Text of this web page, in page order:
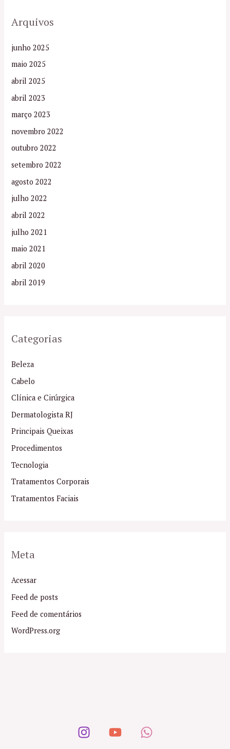
Arquivos
junho 2025
maio 2025
abril 2025
abril 2023
março 2023
novembro 2022
outubro 2022
setembro 2022
agosto 2022
julho 2022
abril 2022
julho 2021
maio 2021
abril 2020
abril 2019
Categorias
Beleza
Cabelo
Clínica e Cirúrgica
Dermatologista RJ
Principais Queixas
Procedimentos
Tecnologia
Tratamentos Corporais
Tratamentos Faciais
Meta
Acessar
Feed de posts
Feed de comentários
WordPress.org